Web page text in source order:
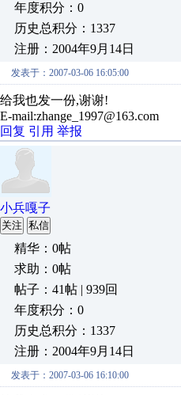
年度积分：0
历史总积分：1337
注册：2004年9月14日
发表于：2007-03-06 16:05:00
给我也发一份,谢谢!
E-mail:zhange_1997@163.com
回复 引用 举报
小兵嘎子
关注 私信
精华：0帖
求助：0帖
帖子：41帖 | 939回
年度积分：0
历史总积分：1337
注册：2004年9月14日
发表于：2007-03-06 16:10:00